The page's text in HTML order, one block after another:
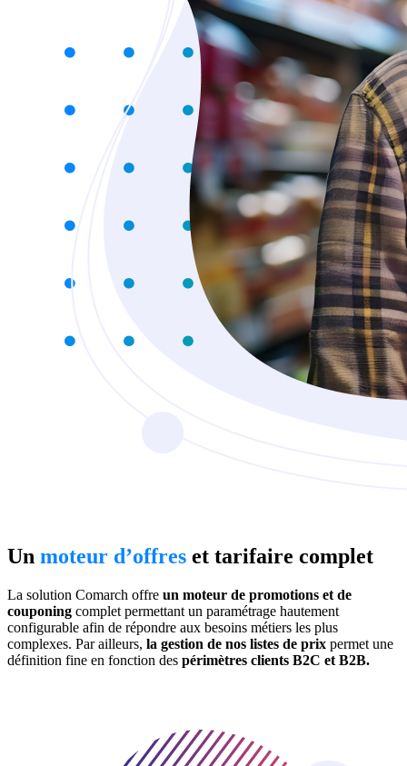
Un moteur d’offres et tarifaire complet
La solution Comarch offre un moteur de promotions et de
couponing complet permettant un paramétrage hautement
configurable afin de répondre aux besoins métiers les plus
complexes. Par ailleurs, la gestion de nos listes de prix permet une
définition fine en fonction des périmètres clients B2C et B2B.